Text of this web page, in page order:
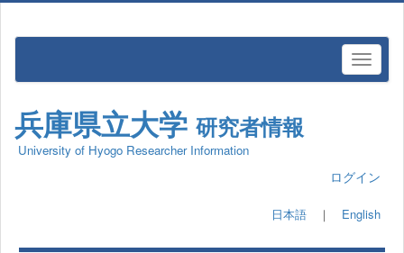
兵庫県立大学 研究者情報
University of Hyogo Researcher Information
ログイン
日本語 ｜ English